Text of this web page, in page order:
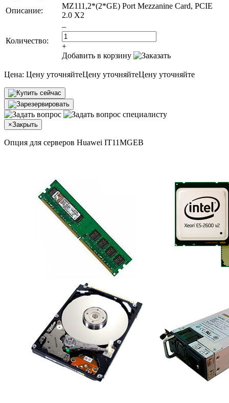
Описание:
MZ111,2*(2*GE) Port Mezzanine Card, PCIE
2.0 X2
Количество:
–
+
Добавить в корзину
Цена: Цену уточняйтеЦену уточняйтеЦену уточняйте
×Закрыть
Опция для серверов Huawei IT11MGEB